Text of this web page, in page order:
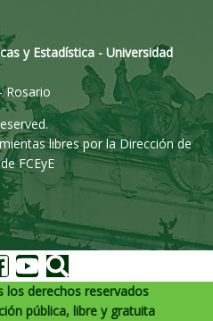
y Estadística - Universidad
Rosario
libres por la Dirección de
FCEyE
los derechos reservados
pública, libre y gratuita